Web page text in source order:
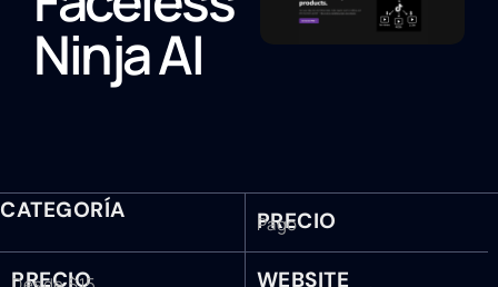
Ninja AI
CATEGORÍA PRECIO
Pago
PRECIO WEBSITE